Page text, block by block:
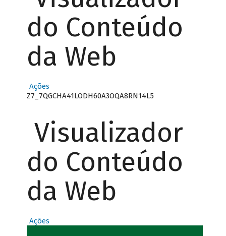
do Conteúdo
da Web
Ações
Z7_7QGCHA41LODH60A3OQA8RN14L5
Visualizador
do Conteúdo
da Web
Ações